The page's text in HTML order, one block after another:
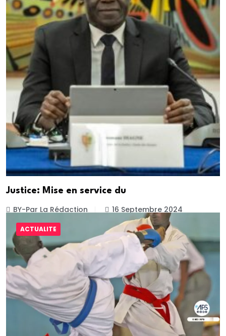
Justice: Mise en service du
BY-Par La Rédaction 16 Septembre 2024
ACTUALITE